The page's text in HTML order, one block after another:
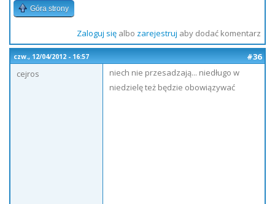
Góra strony
Zaloguj sięalbo zarejestruj aby dodać komentarz
czw., 12/04/2012 - 16:57
#36
cejros
niech nie przesadzają... niedługo w
niedzielę też będzie obowiązywać